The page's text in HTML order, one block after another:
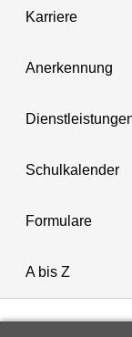
Karriere
Anerkennung
Schulkalender
Formulare
A bis Z